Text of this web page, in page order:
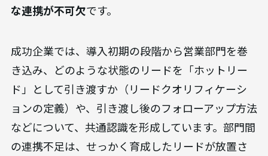
な連携が不可欠です。
成功企業では、導入初期の段階から営業部門を巻
き込み、どのような状態のリードを「ホットリー
ド」として引き渡すか（リードクオリフィケーシ
ョンの定義）や、引き渡し後のフォローアップ方法
などについて、共通認識を形成しています。部門間
の連携不足は、せっかく育成したリードが放置さ